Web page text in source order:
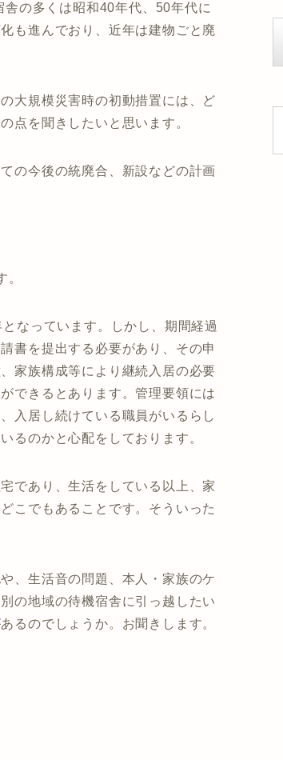
の多くは昭和40年代、50年代に
も進んでおり、近年は建物ごと廃
大規模災害時の初動措置には、ど
点を聞きしたいと思います。
の今後の統廃合、新設などの計画
。
なっています。しかし、期間経過
書を提出する必要があり、その申
家族構成等により継続入居の必要
できるとあります。管理要領には
入居し続けている職員がいるらし
るのかと心配をしております。
であり、生活をしている以上、家
こでもあることです。そういった
、生活音の問題、本人・家族のケ
の地域の待機宿舎に引っ越したい
るのでしょうか。お聞きします。